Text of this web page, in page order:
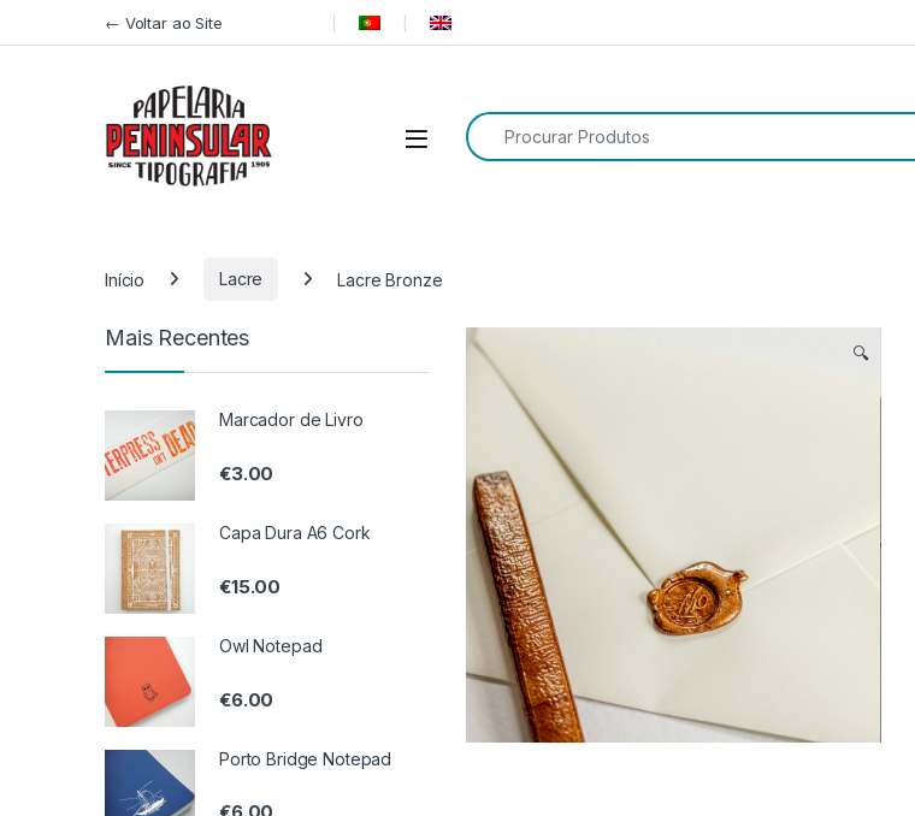
← Voltar ao Site
Procurar por:
Início Lacre Lacre Bronze
🔍
Mais Recentes
Marcador de Livro
€3.00
Capa Dura A6 Cork
€15.00
Owl Notepad
€6.00
Porto Bridge Notepad